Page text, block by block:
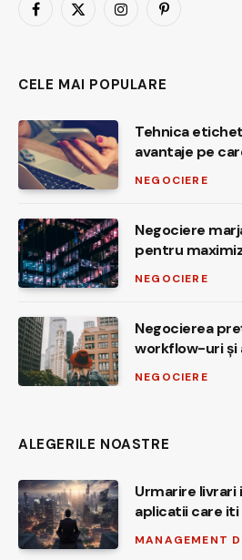
Facebook
X
InstagramPinterest
CELE MAI POPULARE
Tehnica
avantaje pe
NEGOCIERE
Negociere
pentru
NEGOCIERE
Negocierea
workflow-uri și
NEGOCIERE
ALEGERILE NOASTRE
Urmarire livrari
aplicatii care
MANAGEMENT